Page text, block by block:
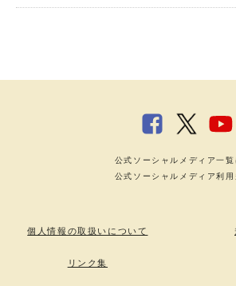
個人情報の取扱いについて
リンク集
公式ソーシャルメディア一覧
公式ソーシャルメディア利用